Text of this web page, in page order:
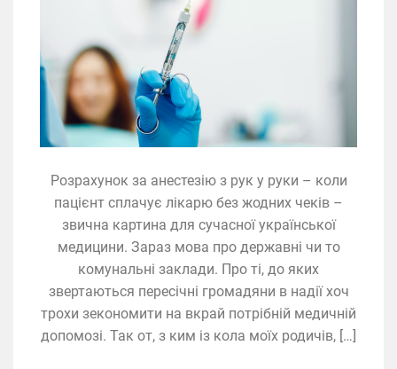
Розрахунок за анестезію з рук у руки – коли
пацієнт сплачує лікарю без жодних чеків –
звична картина для сучасної української
медицини. Зараз мова про державні чи то
комунальні заклади. Про ті, до яких
звертаються пересічні громадяни в надії хоч
трохи зекономити на вкрай потрібній медичній
допомозі. Так от, з ким із кола моїх родичів, […]